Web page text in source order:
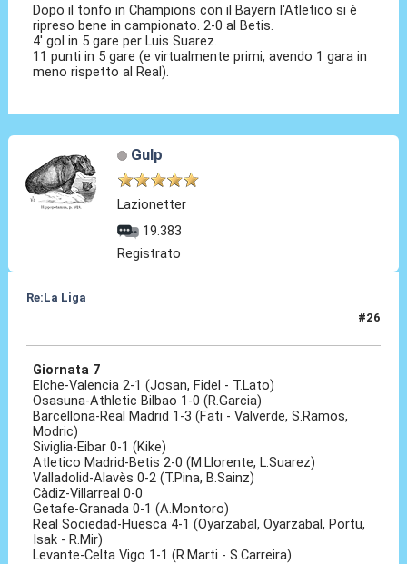
Dopo il tonfo in Champions con il Bayern l'Atletico si è
ripreso bene in campionato. 2-0 al Betis.
4' gol in 5 gare per Luis Suarez.
11 punti in 5 gare (e virtualmente primi, avendo 1 gara in
meno rispetto al Real).
Gulp
Lazionetter
19.383
Registrato
Re:La Liga
#26
Giornata 7
Elche-Valencia 2-1 (Josan, Fidel - T.Lato)
Osasuna-Athletic Bilbao 1-0 (R.Garcia)
Barcellona-Real Madrid 1-3 (Fati - Valverde, S.Ramos,
Modric)
Siviglia-Eibar 0-1 (Kike)
Atletico Madrid-Betis 2-0 (M.Llorente, L.Suarez)
Valladolid-Alavès 0-2 (T.Pina, B.Sainz)
Càdiz-Villarreal 0-0
Getafe-Granada 0-1 (A.Montoro)
Real Sociedad-Huesca 4-1 (Oyarzabal, Oyarzabal, Portu,
Isak - R.Mir)
Levante-Celta Vigo 1-1 (R.Marti - S.Carreira)